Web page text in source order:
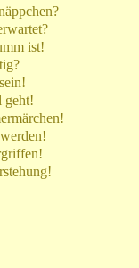
ist!
geht!